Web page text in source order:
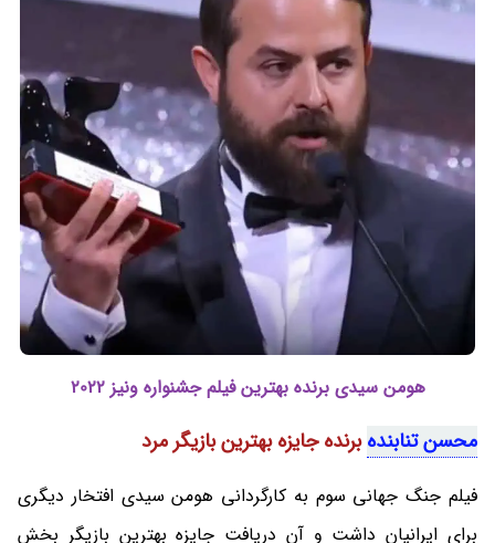
هومن سیدی برنده بهترین فیلم جشنواره ونیز 2022
محسن تنابندهبرنده جایزه بهترین بازیگر مرد
فیلم جنگ جهانی سوم به کارگردانی هومن سیدی افتخار دیگری
برای ایرانیان داشت و آن دریافت جایزه بهترین بازیگر بخش